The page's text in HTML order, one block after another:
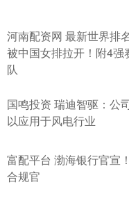
河南配资网 最新世界排
被中国女排拉开！附4
队
国鸣投资 瑞迪智驱：公
以应用于风电行业
富配平台 渤海银行官宣
合规官